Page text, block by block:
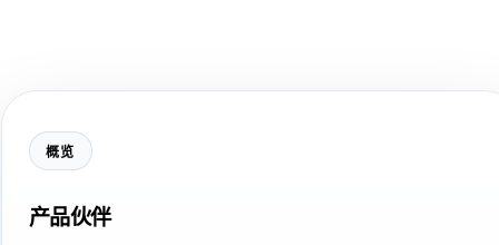
概览
产品伙伴